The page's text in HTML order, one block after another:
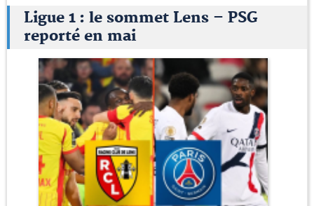
Ligue 1 : le sommet Lens – PSG
reporté en mai